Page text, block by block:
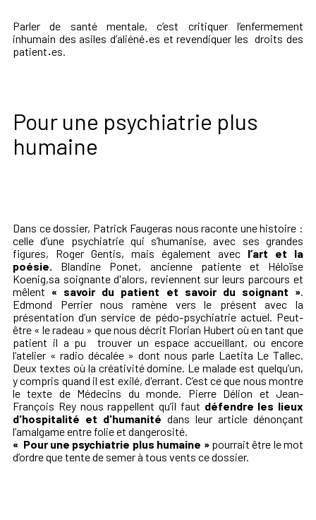
Parler de santé mentale, c’est critiquer l’enfermement
inhumain des asiles d’aliéné·es et revendiquer les droits des
patient·es.
Pour une psychiatrie plus
humaine
Dans ce dossier, Patrick Faugeras nous raconte une histoire :
celle d’une psychiatrie qui s’humanise, avec ses grandes
figures, Roger Gentis, mais également avec l’art et la
poésie. Blandine Ponet, ancienne patiente et Héloïse
Koenig,sa soignante d'alors, reviennent sur leurs parcours et
mêlent « savoir du patient et savoir du soignant ».
Edmond Perrier nous ramène vers le présent avec la
présentation d’un service de pédo-psychiatrie actuel. Peut-
être « le radeau » que nous décrit Florian Hubert où en tant que
patient il a pu trouver un espace accueillant, ou encore
l’atelier « radio décalée » dont nous parle Laetita Le Tallec.
Deux textes où la créativité domine. Le malade est quelqu’un,
y compris quand il est exilé, d'errant. C’est ce que nous montre
le texte de Médecins du monde. Pierre Délion et Jean-
François Rey nous rappellent qu’il faut défendre les lieux
d'hospitalité et d'humanité dans leur article dénonçant
l’amalgame entre folie et dangerosité.
« Pour une psychiatrie plus humaine »pourrait être le mot
d’ordre que tente de semer à tous vents ce dossier.